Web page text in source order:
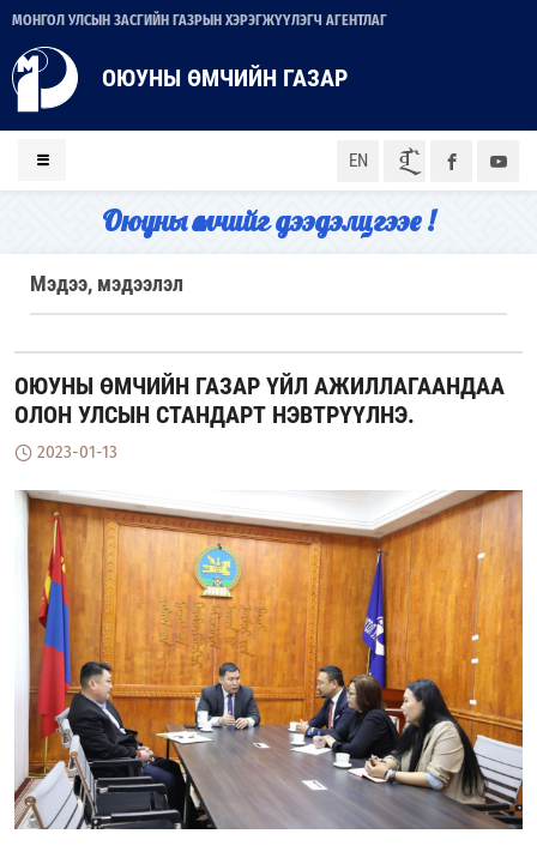
МОНГОЛ УЛСЫН ЗАСГИЙН ГАЗРЫН ХЭРЭГЖҮҮЛЭГЧ АГЕНТЛАГ
ОЮУНЫ ӨМЧИЙН ГАЗАР
EN ᠮᠣᠨ
Оюуны өмчийг дээдэлцгээе !
Мэдээ, мэдээлэл
ОЮУНЫ ӨМЧИЙН ГАЗАР ҮЙЛ АЖИЛЛАГААНДАА
ОЛОН УЛСЫН СТАНДАРТ НЭВТРҮҮЛНЭ.
2023-01-13